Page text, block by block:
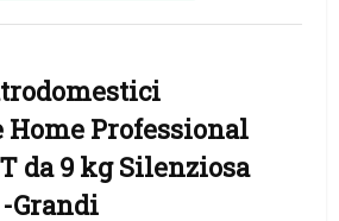
Professional
da 9 kg Silenziosa
-Grandi